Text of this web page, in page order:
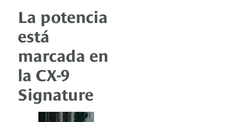
La potencia
está
marcada en
la CX-9
Signature